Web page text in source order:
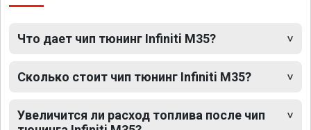
Что дает чип тюнинг Infiniti M35?
Сколько стоит чип тюнинг Infiniti M35?
Увеличится ли расход топлива после чип